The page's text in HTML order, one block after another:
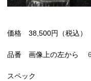
価格 38,500円（税込）
品番 画像上の左から
スペック